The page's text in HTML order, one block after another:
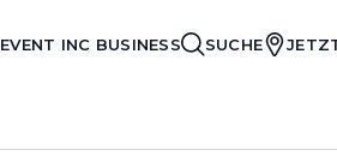
EVENT INC BUSINESS SUCHE